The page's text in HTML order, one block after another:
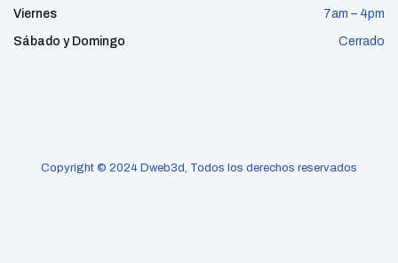
Viernes 7am – 4pm
Sábado y Domingo Cerrado
Copyright © 2024 Dweb3d, Todos los derechos reservados